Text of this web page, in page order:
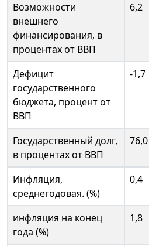
Возможности
внешнего
финансирования, в
процентах от ВВП
6,2
Дефицит
государственного
бюджета, процент от
ВВП
-1,7
Государственный долг,
в процентах от ВВП
76,0
Инфляция,
среднегодовая. (%)
0,4
инфляция на конец
года (%)
1,8